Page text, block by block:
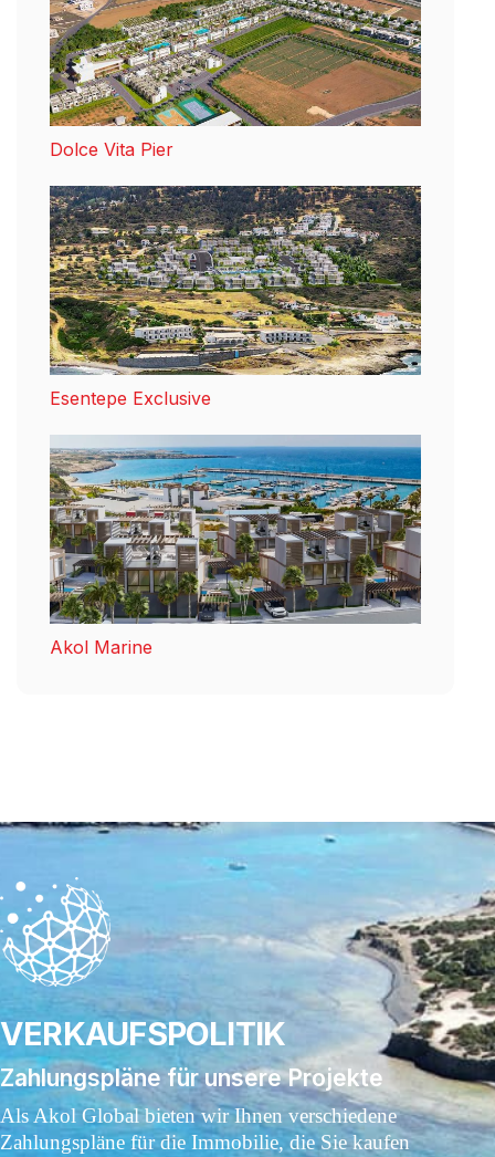
Dolce Vita Pier
Esentepe Exclusive
Akol Marine
VERKAUFSPOLITIK
Zahlungspläne für unsere Projekte
Als Akol Global bieten wir Ihnen verschiedene
Zahlungspläne für die Immobilie, die Sie kaufen